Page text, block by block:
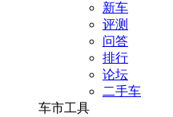
新车
评测
问答
排行
论坛
二手车
车市工具